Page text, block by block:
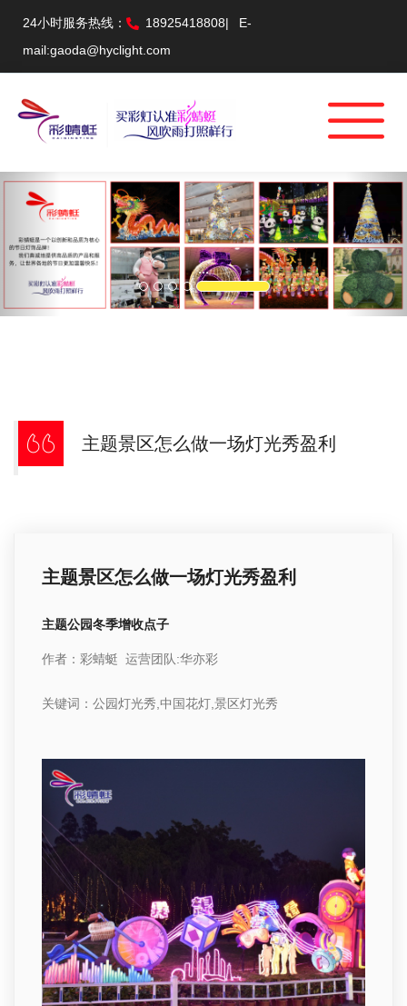
24小时服务热线： 18925418808|
E-
mail:gaoda@hyclight.com
...
Previous
主题景区怎么做一场灯光秀盈利
主题景区怎么做一场灯光秀盈利
主题公园冬季增收点子
作者： 彩蜻蜓 运营团队:华亦彩
关键词：公园灯光秀 中国花灯 景区灯光秀